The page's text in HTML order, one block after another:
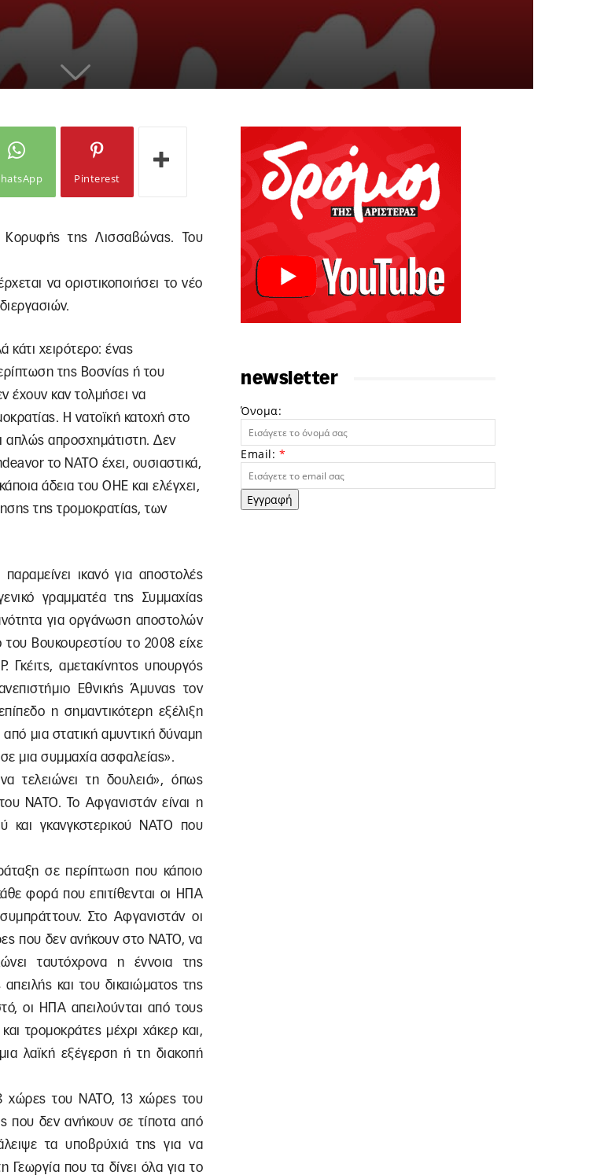
Pinterest
Κορυφής της Λισσαβώνας. Του
να οριστικοποιήσει το νέο
κάτι χειρότερο: ένας
της Βοσνίας ή του
έχουν καν τολμήσει να
Η νατοϊκή κατοχή στο
απλώς απροσχημάτιστη. Δεν
το ΝΑΤΟ έχει, ουσιαστικά,
άδεια του ΟΗΕ και ελέγχει,
της τρομοκρατίας, των
ικανό για αποστολές
γραμματέα της Συμμαχίας
για οργάνωση αποστολών
Βουκουρεστίου το 2008 είχε
αμετακίνητος υπουργός
Εθνικής Άμυνας τον
η σημαντικότερη εξέλιξη
μια στατική αμυντική δύναμη
μια συμμαχία ασφαλείας».
τελειώνει τη δουλειά», όπως
του ΝΑΤΟ. Το Αφγανιστάν είναι η
και γκανγκστερικού ΝΑΤΟ που
σε περίπτωση που κάποιο
φορά που επιτίθενται οι ΗΠΑ
Στο Αφγανιστάν οι
που δεν ανήκουν στο ΝΑΤΟ, να
ταυτόχρονα η έννοια της
και του δικαιώματος της
οι ΗΠΑ απειλούνται από τους
τρομοκράτες μέχρι χάκερ και,
λαϊκή εξέγερση ή τη διακοπή
χώρες του ΝΑΤΟ, 13 χώρες του
που δεν ανήκουν σε τίποτα από
τα υποβρύχιά της για να
Γεωργία που τα δίνει όλα για το
newsletter
Όνομα:
Email: *
Εγγραφή